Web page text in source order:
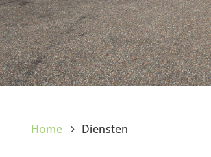
Home Diensten